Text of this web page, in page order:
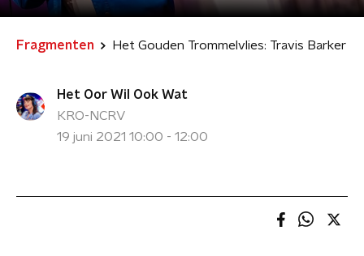
Fragmenten Het Gouden Trommelvlies: Travis Barker
Het Oor Wil Ook Wat
KRO-NCRV
19 juni 2021 10:00 - 12:00